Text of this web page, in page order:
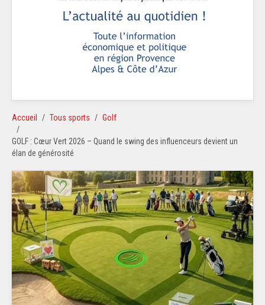
Accueil Tous sports Golf
GOLF : Cœur Vert 2026 – Quand le swing des influenceurs devient un
élan de générosité